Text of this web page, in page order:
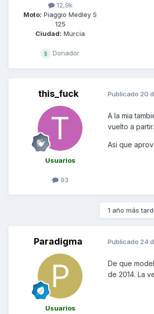
12,9k
Moto: Piaggio Medley S
125
Ciudad: Murcia
Donador
this_fuck
Usuarios
93
Publicado 20
A la mia
vuelto a
Asi que
1 año más
Paradigma
Usuarios
Publicado 24
De que
de 2014. La